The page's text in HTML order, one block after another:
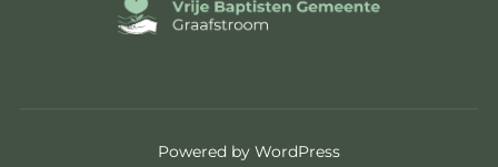
Powered by WordPress